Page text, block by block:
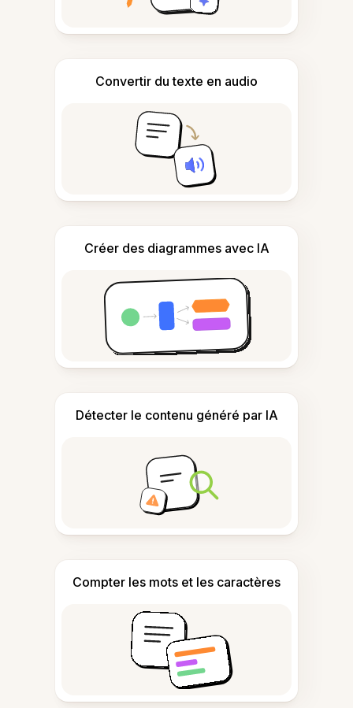
Convertir du texte en audio
Créer des diagrammes avec IA
Détecter le contenu généré par IA
Compter les mots et les caractères